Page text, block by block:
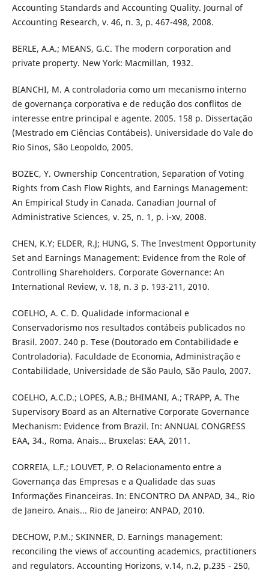
Accounting Standards and Accounting Quality. Journal of
Accounting Research, v. 46, n. 3, p. 467-498, 2008.
BERLE, A.A.; MEANS, G.C. The modern corporation and
private property. New York: Macmillan, 1932.
BIANCHI, M. A controladoria como um mecanismo interno
de governança corporativa e de redução dos conflitos de
interesse entre principal e agente. 2005. 158 p. Dissertação
(Mestrado em Ciências Contábeis). Universidade do Vale do
Rio Sinos, São Leopoldo, 2005.
BOZEC, Y. Ownership Concentration, Separation of Voting
Rights from Cash Flow Rights, and Earnings Management:
An Empirical Study in Canada. Canadian Journal of
Administrative Sciences, v. 25, n. 1, p. i-xv, 2008.
CHEN, K.Y; ELDER, R.J; HUNG, S. The Investment Opportunity
Set and Earnings Management: Evidence from the Role of
Controlling Shareholders. Corporate Governance: An
International Review, v. 18, n. 3 p. 193-211, 2010.
COELHO, A. C. D. Qualidade informacional e
Conservadorismo nos resultados contábeis publicados no
Brasil. 2007. 240 p. Tese (Doutorado em Contabilidade e
Controladoria). Faculdade de Economia, Administração e
Contabilidade, Universidade de São Paulo, São Paulo, 2007.
COELHO, A.C.D.; LOPES, A.B.; BHIMANI, A.; TRAPP, A. The
Supervisory Board as an Alternative Corporate Governance
Mechanism: Evidence from Brazil. In: ANNUAL CONGRESS
EAA, 34., Roma. Anais... Bruxelas: EAA, 2011.
CORREIA, L.F.; LOUVET, P. O Relacionamento entre a
Governança das Empresas e a Qualidade das suas
Informações Financeiras. In: ENCONTRO DA ANPAD, 34., Rio
de Janeiro. Anais... Rio de Janeiro: ANPAD, 2010.
DECHOW, P.M.; SKINNER, D. Earnings management:
reconciling the views of accounting academics, practitioners
and regulators. Accounting Horizons, v.14, n.2, p.235 - 250,